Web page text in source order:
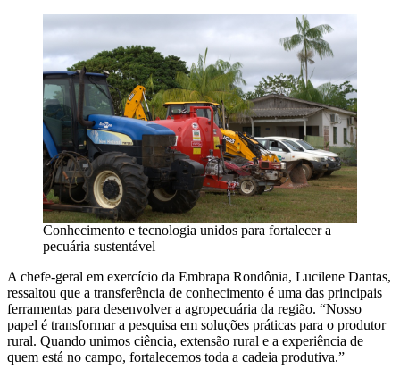
Conhecimento e tecnologia unidos para fortalecer a
pecuária sustentável
A chefe-geral em exercício da Embrapa Rondônia, Lucilene Dantas,
ressaltou que a transferência de conhecimento é uma das principais
ferramentas para desenvolver a agropecuária da região. “Nosso
papel é transformar a pesquisa em soluções práticas para o produtor
rural. Quando unimos ciência, extensão rural e a experiência de
quem está no campo, fortalecemos toda a cadeia produtiva.”